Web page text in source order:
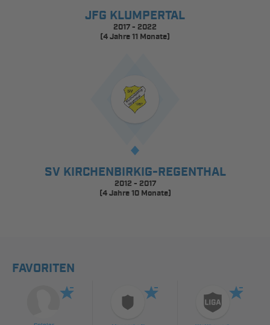
JFG KLUMPERTAL
2017 - 2022
(4 Jahre 11 Monate)
SV KIRCHENBIRKIG-REGENTHAL
2012 - 2017
(4 Jahre 10 Monate)
FAVORITEN